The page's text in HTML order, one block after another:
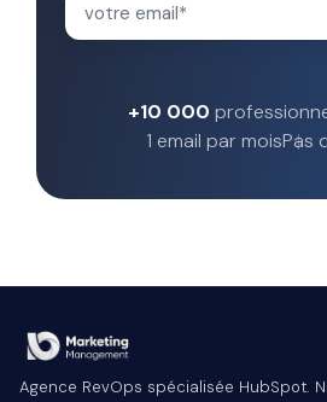
+10 000
1 email par moisPas
Agence RevOps spécialisée HubSpot.